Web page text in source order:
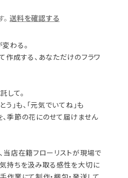
送料を確認する
わる。
作成する、あなただけのフラワ
して。
う」も、「元気でいてね」も
季節の花にのせて届けません
当店在籍フローリストが現場で
持ちを汲み取る感性を大切に